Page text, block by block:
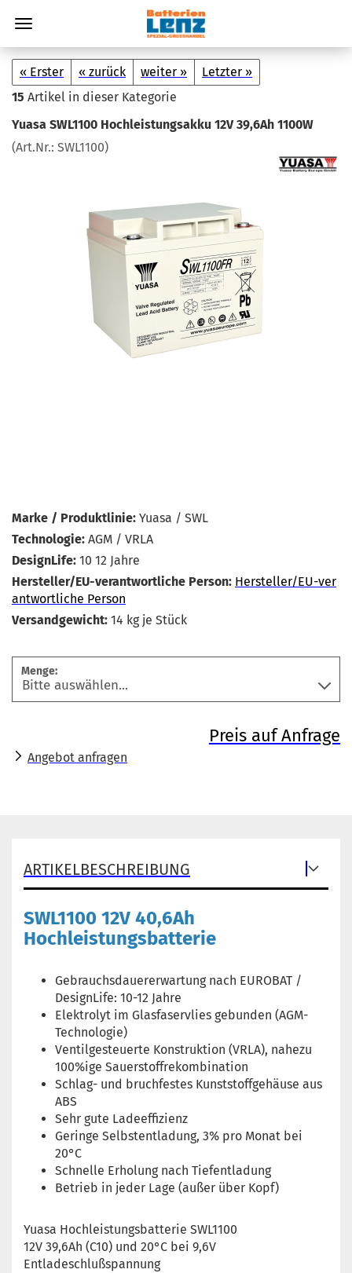
« Erster « zurück weiter »
Letzter »
15 Artikel in dieser Kategorie
Yuasa SWL1100 Hoch­leis­tungs­ak­ku 12V 39,6Ah 1100W
(Art.Nr.: SWL1100)
Marke / Produktlinie: Yuasa / SWL
Technologie: AGM / VRLA
DesignLife: 10 12 Jahre
Hersteller/EU-verantwortliche Person: Hersteller/EU-ver
antwortliche Person
Versandgewicht: 14 kg je Stück
Menge:
Preis auf Anfrage
Angebot anfragen
ARTIKELBESCHREIBUNG
SWL1100 12V 40,6Ah
Hochleistungsbatterie
Gebrauchsdauererwartung nach EUROBAT /
DesignLife: 10-12 Jahre
Elektrolyt im Glasfaservlies gebunden (AGM-
Technologie)
Ventilgesteuerte Konstruktion (VRLA), nahezu
100%ige Sauerstoffrekombination
Schlag- und bruchfestes Kunststoffgehäuse aus
ABS
Sehr gute Ladeeffizienz
Geringe Selbstentladung, 3% pro Monat bei
20°C
Schnelle Erholung nach Tiefentladung
Betrieb in jeder Lage (außer über Kopf)
Yuasa Hochleistungsbatterie SWL1100
12V 39,6Ah (C10) und 20°C bei 9,6V
Entladeschlußspannung